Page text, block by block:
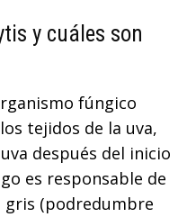
y cuáles son
fúngico
tejidos de la uva,
después del inicio
es responsable de
gris (podredumbre